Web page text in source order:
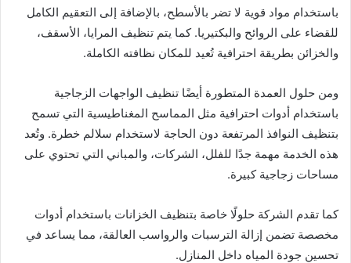
باستخدام مواد قوية لا تضر بالأسطح، بالإضافة إلى التعقيم الكامل
للقضاء على الروائح والبكتيريا. كما يتم تنظيف المرايا، الأسقف،
والخزائن بطريقة احترافية تُعيد للمكان نظافته الكاملة.
ومن حلول العمدة المتطورة أيضًا تنظيف الواجهات الزجاجية
باستخدام أدوات احترافية مثل المماسح المغناطيسية التي تسمح
بتنظيف النوافذ المرتفعة دون الحاجة لاستخدام سلالم خطرة. وتُعد
هذه الخدمة مهمة جدًا للفلل، الشركات، والمباني التي تحتوي على
مساحات زجاجية كبيرة.
كما تقدم الشركة حلولًا خاصة بتنظيف الخزانات باستخدام أدوات
مخصصة تضمن إزالة الترسبات والرواسب العالقة، مما يساعد في
تحسين جودة المياه داخل المنازل.